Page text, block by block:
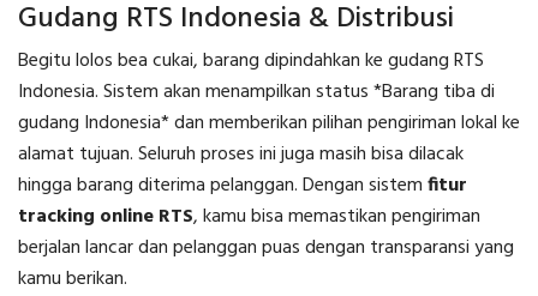
Gudang RTS Indonesia & Distribusi
Begitu lolos bea cukai, barang dipindahkan ke gudang RTS
Indonesia. Sistem akan menampilkan status *Barang tiba di
gudang Indonesia* dan memberikan pilihan pengiriman lokal ke
alamat tujuan. Seluruh proses ini juga masih bisa dilacak
hingga barang diterima pelanggan. Dengan sistemfitur
tracking online RTS, kamu bisa memastikan pengiriman
berjalan lancar dan pelanggan puas dengan transparansi yang
kamu berikan.